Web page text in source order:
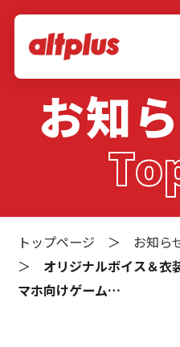
お知
トップページ ＞ お知ら
＞ オリジナルボイス＆衣
マホ向けゲーム…